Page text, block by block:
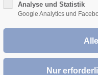
Analyse und Statistik
Google Analytics und